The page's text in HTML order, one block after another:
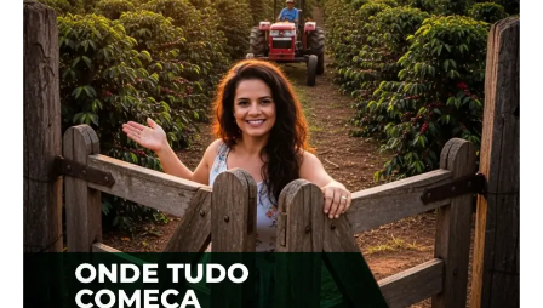
produtor, o preço do milho em Cascavel, Paraná, foi
cotado a R$ 81,00, avanço de 1,25% frente aos R$
80,00 registrados na última semana.
Em Campinas/CIF, a cotação ficou em R$ 95,00,
aumento de 2,15% frente aos R$ 93,00 praticados
na semana passada. Na região da Mogiana paulista,
o cereal avançou 1,1% na semana, passando de R$
91,00 para R$ 92,00 por saca.